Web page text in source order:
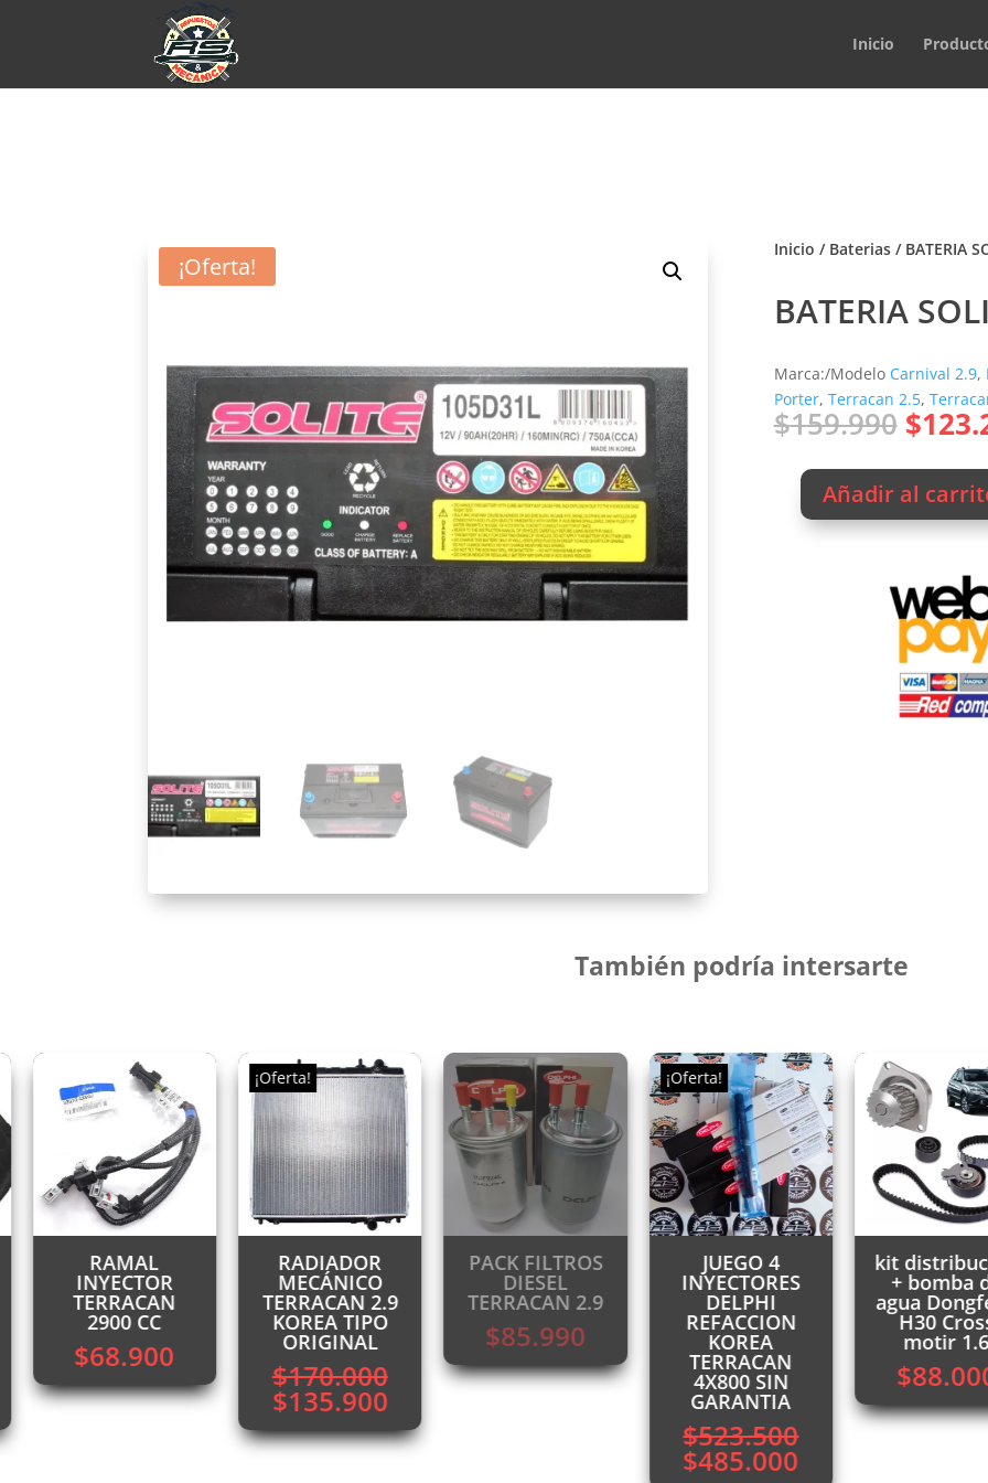
Inicio
¡Oferta!
Inicio / Baterias/ BATERIA
BATERIA
Marca:/Modelo Carnival 2.9,
Porter, Terracan 2.5,
$159.990 El
era:
$
BATERIA
SOLITE
Añadir al
También podría intersarte
RAMAL
INYECTOR
TERRACAN
2900 CC
$68.900
¡Oferta!
RADIADOR
MECÁNICO
TERRACAN 2.9
KOREA TIPO
ORIGINAL
$170.000
El
precio
original
$135.900El
precio
actual
PACK FILTROS
DIESEL
TERRACAN 2.9
$85.990
¡Oferta!
JUEGO 4
INYECTORES
DELPHI
REFACCION
KOREA
TERRACAN
4X800 SIN
GARANTIA
$523.500
El
$485.000
kit
+ bomba
agua
H30
motir 1.6
$